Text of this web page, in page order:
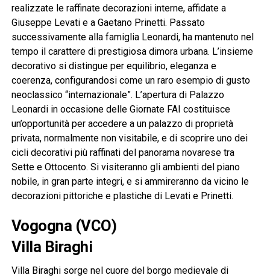
realizzate le raffinate decorazioni interne, affidate a
Giuseppe Levati e a Gaetano Prinetti. Passato
successivamente alla famiglia Leonardi, ha mantenuto nel
tempo il carattere di prestigiosa dimora urbana. L’insieme
decorativo si distingue per equilibrio, eleganza e
coerenza, configurandosi come un raro esempio di gusto
neoclassico “internazionale”. L’apertura di Palazzo
Leonardi in occasione delle Giornate FAI costituisce
un’opportunità per accedere a un palazzo di proprietà
privata, normalmente non visitabile, e di scoprire uno dei
cicli decorativi più raffinati del panorama novarese tra
Sette e Ottocento. Si visiteranno gli ambienti del piano
nobile, in gran parte integri, e si ammireranno da vicino le
decorazioni pittoriche e plastiche di Levati e Prinetti.
Vogogna (VCO)
Villa Biraghi
Villa Biraghi sorge nel cuore del borgo medievale di